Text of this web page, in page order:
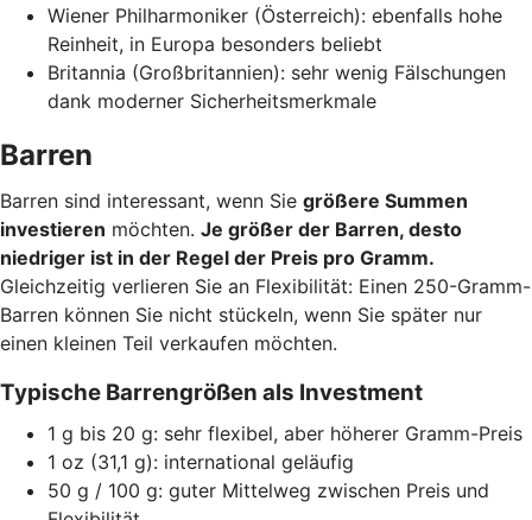
Wiener Philharmoniker (Österreich): ebenfalls hohe
Reinheit, in Europa besonders beliebt
Britannia (Großbritannien): sehr wenig Fälschungen
dank moderner Sicherheitsmerkmale
Barren
Barren sind interessant, wenn Sie größere Summen
investieren möchten. Je größer der Barren, desto
niedriger ist in der Regel der Preis pro Gramm.
Gleichzeitig verlieren Sie an Flexibilität: Einen 250-Gramm-
Barren können Sie nicht stückeln, wenn Sie später nur
einen kleinen Teil verkaufen möchten.
Typische Barrengrößen als Investment
1 g bis 20 g: sehr flexibel, aber höherer Gramm-Preis
1 oz (31,1 g): international geläufig
50 g / 100 g: guter Mittelweg zwischen Preis und